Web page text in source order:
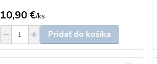
10,90 €/ks
Pridať do košíka